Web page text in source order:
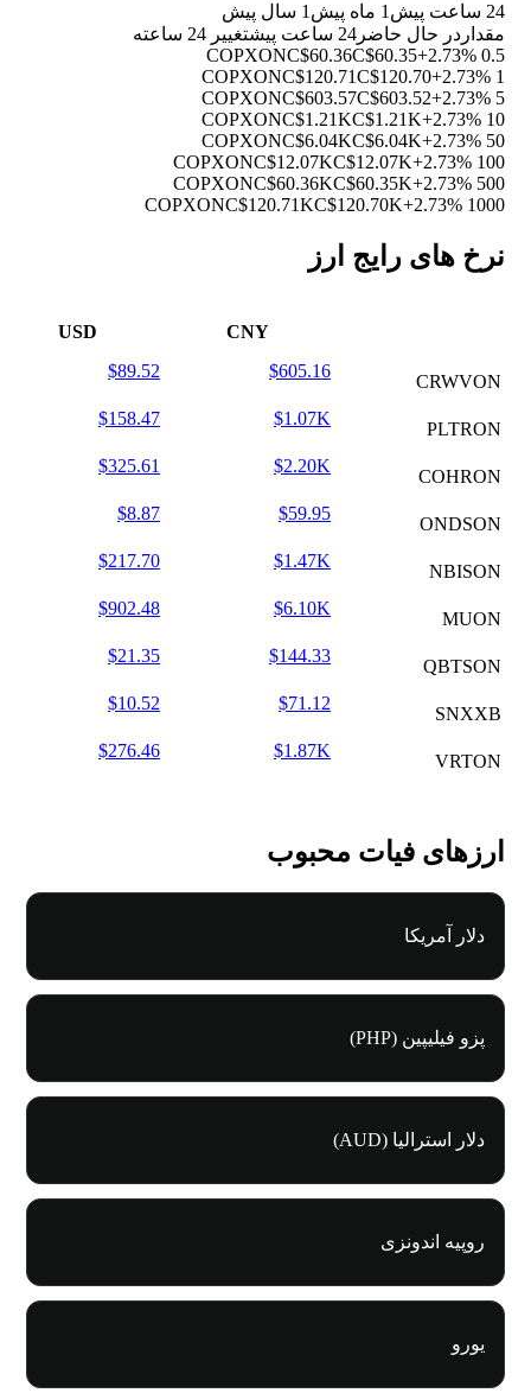
24 ساعت پیش 1 ماه پیش
1 سال پیش
مقدار در حال حاضر 24 ساعت پیش
تغییر 24 ساعته
0.5 COPXON
C$60.36C$60.35+2.73%
1 COPXON
C$120.71C$120.70+2.73%
5 COPXON
C$603.57C$603.52+2.73%
10 COPXON
C$1.21KC$1.21K+2.73%
50 COPXON
C$6.04KC$6.04K+2.73%
100 COPXON
C$12.07KC$12.07K+2.73%
500 COPXON
C$60.36KC$60.35K+2.73%
1000 COPXON
C$120.71KC$120.70K+2.73%
نرخ های رایج ارز
CNY
USD
CRWVON
$605.16
$89.52
PLTRON
$1.07K
$158.47
COHRON
$2.20K
$325.61
ONDSON
$59.95
$8.87
NBISON
$1.47K
$217.70
MUON
$6.10K
$902.48
QBTSON
$144.33
$21.35
SNXXB
$71.12
$10.52
VRTON
$1.87K
$276.46
ارزهای فیات محبوب
دلار آمریکا
پزو فیلیپین (PHP)
دلار استرالیا (AUD)
روپیه اندونزی
یورو